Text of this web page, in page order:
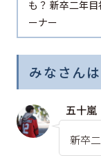
も？ 新卒二年
ーナー
みなさん
五十嵐
新卒